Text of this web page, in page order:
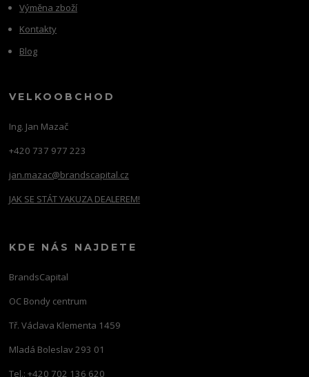
Výměna zboží
Kontakty
Blog
VELKOOBCHOD
Ing. Jan Mazač
+420 737 977 223
jan.mazac@brandscapital.cz
JAK SE STÁT YAKUZA DEALEREM!
KDE NÁS NAJDETE
BrandsCapital
OC Bondy centrum
Tř. Václava Klementa 1459
Mladá Boleslav 293 01
Tel.: +420 702 136 620